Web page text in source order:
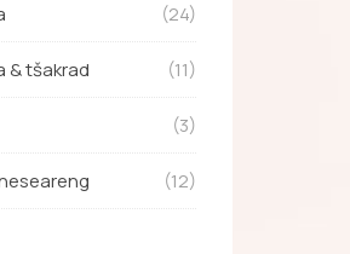
(24)
& tšakrad (11)
(3)
(12)